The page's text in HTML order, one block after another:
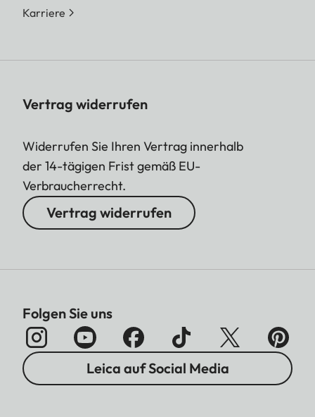
Karriere
Vertrag widerrufen
Widerrufen Sie Ihren Vertrag innerhalb
der 14-tägigen Frist gemäß EU-
Verbraucherrecht.
Vertrag widerrufen
Folgen Sie uns
Leica auf Social Media